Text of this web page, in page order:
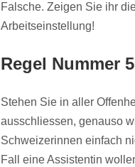
Falsche. Zeigen Sie ihr
Arbeitseinstellung!
Regel Nummer
Stehen Sie in aller
ausschliessen, genauso
Schweizerinnen einfach
Fall eine Assistentin